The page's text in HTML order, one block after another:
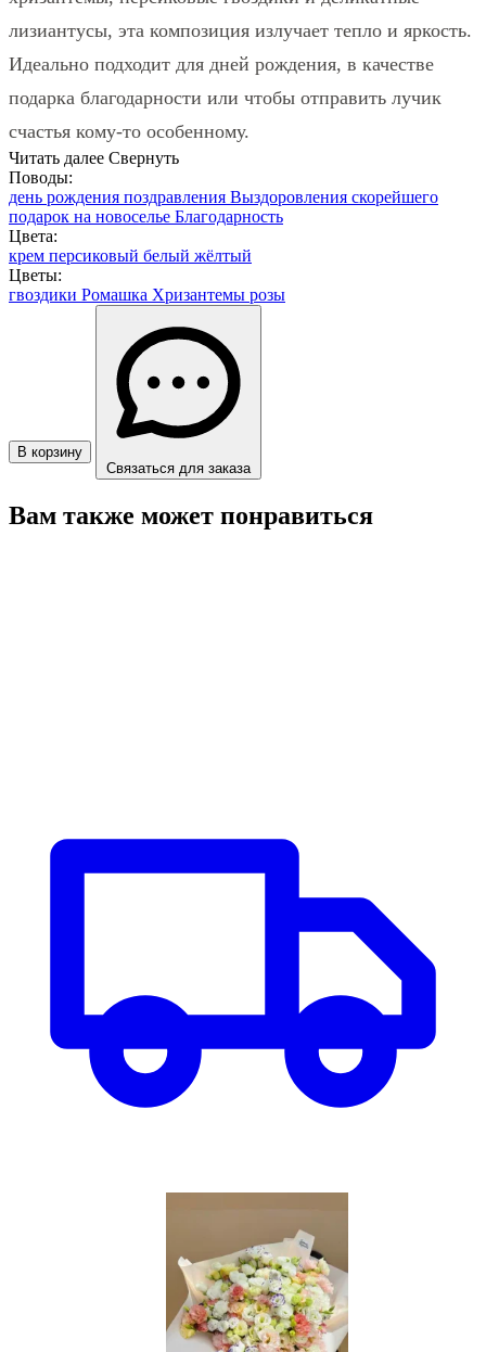
лизиантусы, эта композиция излучает тепло и яркость.
Идеально подходит для дней рождения, в качестве
подарка благодарности или чтобы отправить лучик
счастья кому-то особенному.
Читать далее Свернуть
Поводы:
день рождения поздравления Выздоровления скорейшего
подарок на новоселье Благодарность
Цвета:
крем персиковый белый жёлтый
Цветы:
гвоздики Ромашка Хризантемы розы
В корзину
Связаться для заказа
Вам также может понравиться